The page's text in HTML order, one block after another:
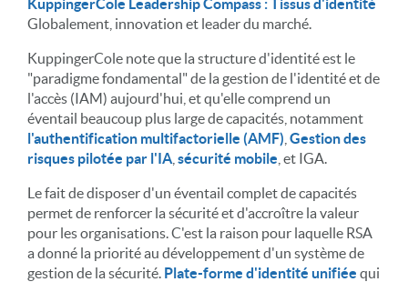
KuppingerCole Leadership Compass : Tissus d'identité
Globalement, innovation et leader du marché.
KuppingerCole note que la structure d'identité est le
"paradigme fondamental" de la gestion de l'identité et de
l'accès (IAM) aujourd'hui, et qu'elle comprend un
éventail beaucoup plus large de capacités, notamment
l'authentification multifactorielle (AMF) Gestion des
risques pilotée par l'IA sécurité mobile , et IGA.
Le fait de disposer d'un éventail complet de capacités
permet de renforcer la sécurité et d'accroître la valeur
pour les organisations. C'est la raison pour laquelle RSA
a donné la priorité au développement d'un système de
gestion de la sécurité. Plate-forme d'identité unifiée qui